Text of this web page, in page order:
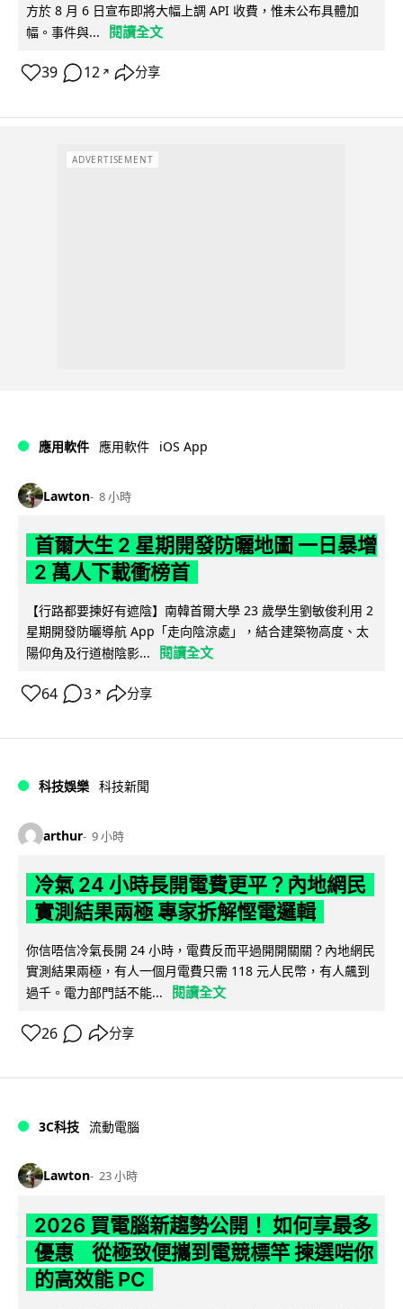
方於 8 月 6 日宣布即將大幅上調 API 收費，惟未公布具體加
幅。事件與...
閱讀全文
39 12 ↗ 分享
ADVERTISEMENT
應用軟件 應用軟件 iOS App
Lawton 8 小時
首爾大生 2 星期開發防曬地圖 一日暴增
2 萬人下載衝榜首
【行路都要揀好有遮陰】南韓首爾大學 23 歲學生劉敏俊利用 2
星期開發防曬導航 App「走向陰涼處」，結合建築物高度、太
陽仰角及行道樹陰影...
閱讀全文
64 3 ↗ 分享
科技娛樂 科技新聞
arthur 9 小時
冷氣 24 小時長開電費更平？內地網民
實測結果兩極 專家拆解慳電邏輯
你信唔信冷氣長開 24 小時，電費反而平過開開關關？內地網民
實測結果兩極，有人一個月電費只需 118 元人民幣，有人飆到
過千。電力部門話不能...
閱讀全文
26 分享
3C科技 流動電腦
Lawton 23 小時
2026 買電腦新趨勢公開！ 如何享最多
優惠 從極致便攜到電競標竿 揀選啱你
的高效能 PC